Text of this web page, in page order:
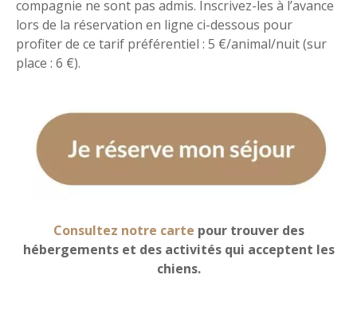
compagnie ne sont pas admis. Inscrivez-les à l’avance
lors de la réservation en ligne ci-dessous pour
profiter de ce tarif préférentiel : 5 €/animal/nuit (sur
place : 6 €).
Consultez notre carte pour trouver des
hébergements et des activités qui acceptent les
chiens.